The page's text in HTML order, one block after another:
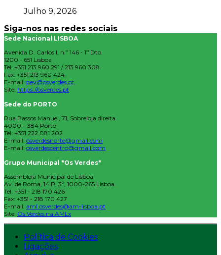
Julho 9, 2026
Siga-nos nas redes sociais
Sede Nacional LISBOA
Avenida D. Carlos I, n.º 146 - 1º Dto.
1200 - 651 Lisboa
Tel: +351 213 960 291 / 213 960 308
Fax: +351 213 960 424
E-mail: pev@osverdes.pt
Site: https://osverdes.pt
Sede do PORTO
Rua Passos Manuel, 71, Sobreloja direita
4000 – 384 Porto
Tel: +351 222 081 202
E-mail: osverdesnorte@gmail.com
E-mail: osverdescentro@gmail.com
Grupo Municipal "Os Verdes"
Assembleia Municipal de Lisboa
Av. de Roma, 14 P, 3º, 1000-265 Lisboa
Tel: +351 - 218 170 426
Fax: +351 - 218 170 427
E-mail: aml.osverdes@am-lisboa.pt
Site: Os Verdes na AMLx
Política de Cookies
Ligações